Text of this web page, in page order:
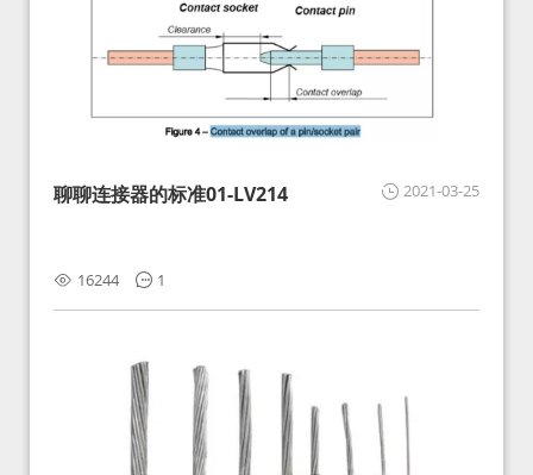
2021-03-25
聊聊连接器的标准01-LV214
16244 1